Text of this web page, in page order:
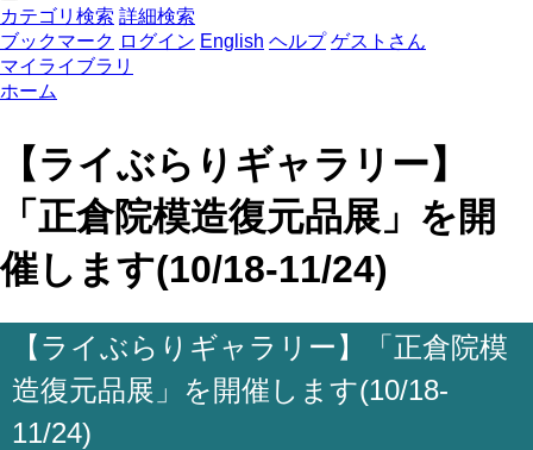
カテゴリ検索 詳細検索
ブックマーク ログイン English ヘルプ ゲストさん
マイライブラリ
ホーム
【ライぶらりギャラリー】
「正倉院模造復元品展」を開
催します(10/18-11/24)
【ライぶらりギャラリー】「正倉院模
造復元品展」を開催します(10/18-
11/24)